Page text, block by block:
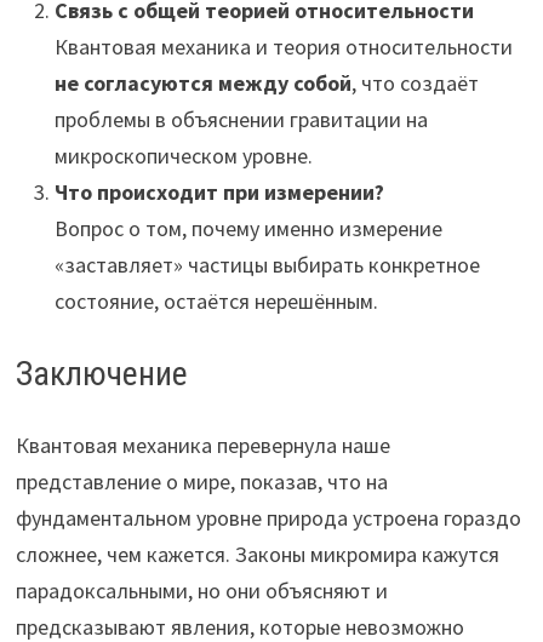
Связь с общей теорией относительности
Квантовая механика и теория относительности
не согласуются между собой, что создаёт
проблемы в объяснении гравитации на
микроскопическом уровне.
Что происходит при измерении?
Вопрос о том, почему именно измерение
«заставляет» частицы выбирать конкретное
состояние, остаётся нерешённым.
Заключение
Квантовая механика перевернула наше
представление о мире, показав, что на
фундаментальном уровне природа устроена гораздо
сложнее, чем кажется. Законы микромира кажутся
парадоксальными, но они объясняют и
предсказывают явления, которые невозможно